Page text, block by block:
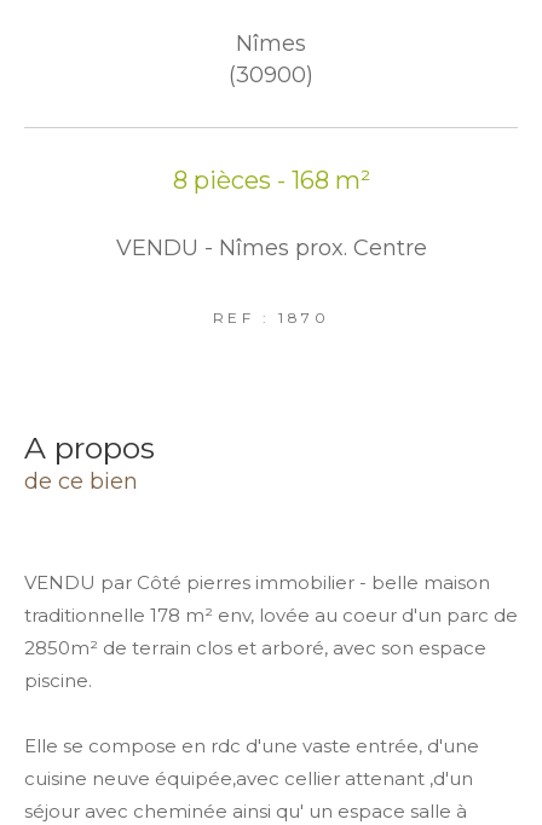
Nîmes
(30900)
8 pièces - 168 m²
VENDU - Nîmes prox. Centre
REF : 1870
a propos
de ce bien
VENDU par Côté pierres immobilier - belle maison
traditionnelle 178 m² env, lovée au coeur d'un parc de
2850m² de terrain clos et arboré, avec son espace
piscine.
Elle se compose en rdc d'une vaste entrée, d'une
cuisine neuve équipée,avec cellier attenant ,d'un
séjour avec cheminée ainsi qu' un espace salle à